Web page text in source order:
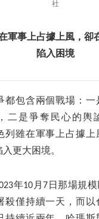
社
軍事上占據上風，卻
陷入困境
都包含兩個戰場：一
二是爭奪民心的輿
列雖在軍事上占據上
更大困境。
年10月7日那場規
殺僅持續一天，而以